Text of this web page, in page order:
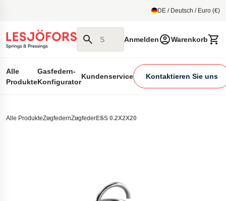
DE / Deutsch / Euro (€)
Suchen Sie auf unserer Website
Anmelden Warenkorb
Alle
Produkte
Gasfedern-
Konfigurator
Kundenservice Kontaktieren Sie uns
Alle ProdukteZugfedernZugfederESS 0.2X2X20